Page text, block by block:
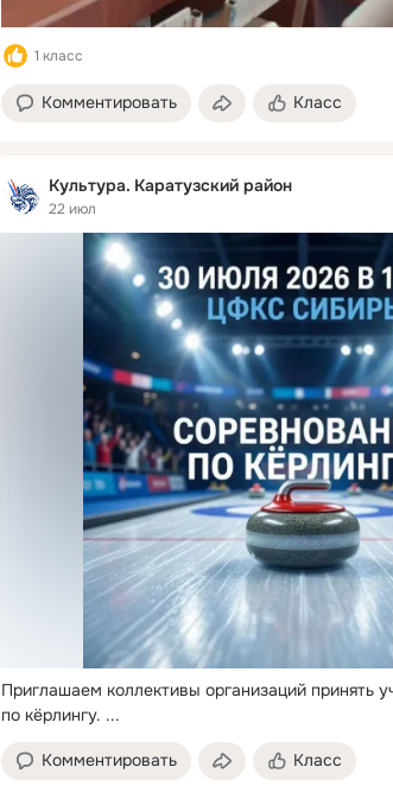
1 класс
Комментировать Класс
Культура. Каратузский район
22 июл
Приглашаем коллективы организаций принять
по кёрлингу. ...
Комментировать Класс